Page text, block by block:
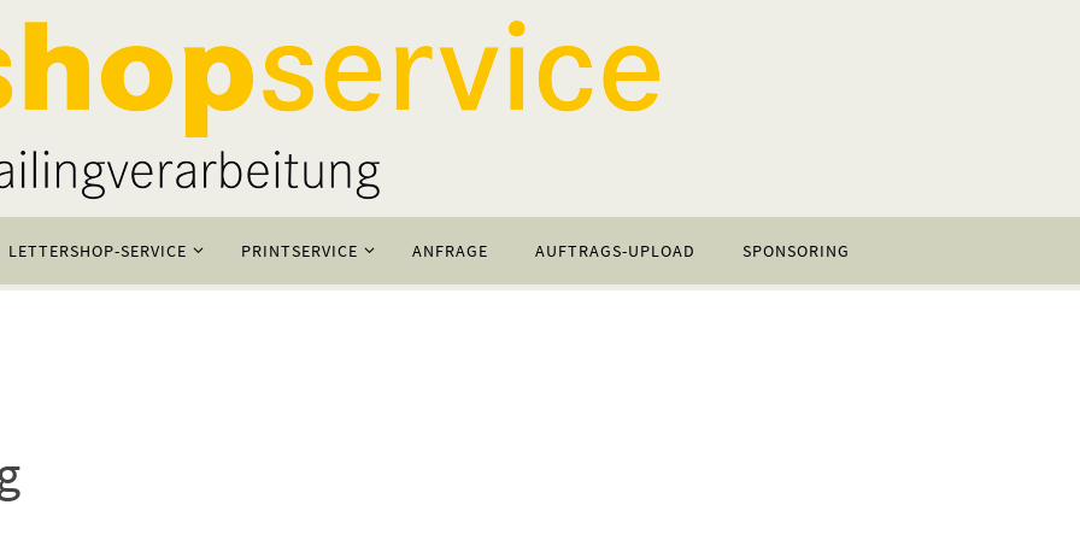
LETTERSHOP-SERVICE PRINTSERVICE ANFRAGE AUFTRAGS-UPLOAD SPONSORING